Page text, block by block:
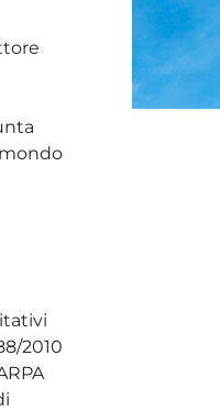
2010